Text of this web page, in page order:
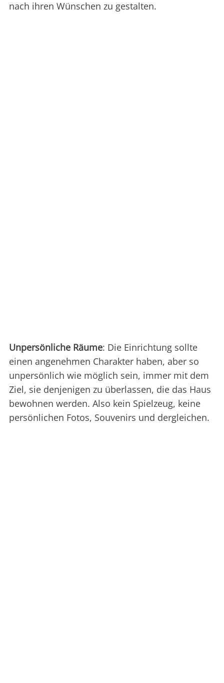
nach ihren Wünschen zu gestalten.
Unpersönliche Räume: Die Einrichtung sollte
einen angenehmen Charakter haben, aber so
unpersönlich wie möglich sein, immer mit dem
Ziel, sie denjenigen zu überlassen, die das Haus
bewohnen werden. Also kein Spielzeug, keine
persönlichen Fotos, Souvenirs und dergleichen.